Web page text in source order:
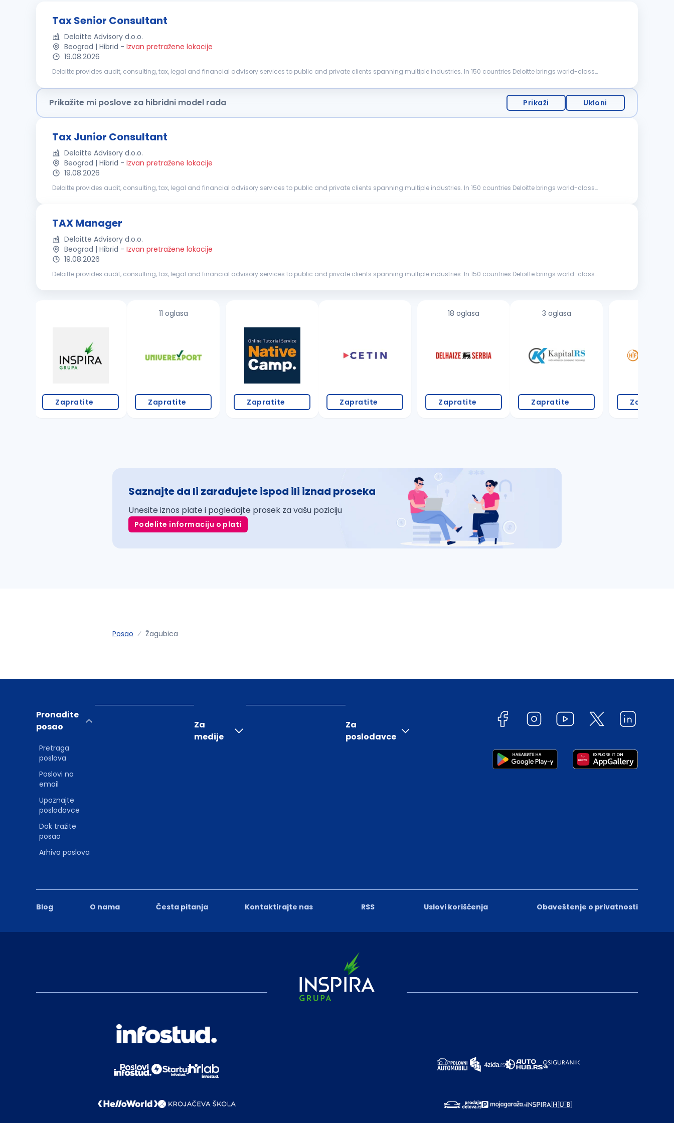
Tax Senior Consultant
Deloitte Advisory d.o.o.
Beograd | Hibrid - Izvan pretražene lokacije
19.08.2026
Deloitte provides audit, consulting, tax, legal and financial advisory services to public and private clients spanning multiple industries. In 150 countries Deloitte brings world-class
Prikažite mi poslove za hibridni model rada Prikaži Ukloni
Tax Junior Consultant
Deloitte Advisory d.o.o.
Beograd | Hibrid - Izvan pretražene lokacije
19.08.2026
Deloitte provides audit, consulting, tax, legal and financial advisory services to public and private clients spanning multiple industries. In 150 countries Deloitte brings world-class
TAX Manager
Deloitte Advisory d.o.o.
Beograd | Hibrid - Izvan pretražene lokacije
19.08.2026
Deloitte provides audit, consulting, tax, legal and financial advisory services to public and private clients spanning multiple industries. In 150 countries Deloitte brings world-class
Zapratite
11 oglasa
Zapratite Zapratite Zapratite
18 oglasa
Zapratite
3 oglasa
Zapratite Zapratite
Saznajte da li zarađujete ispod ili iznad proseka
Unesite iznos plate i pogledajte prosek za vašu poziciju
Podelite informaciju o plati
Posao Žagubica
Blog O nama Česta pitanja Kontaktirajte nas RSS Uslovi korišćenja Obaveštenje o privatnosti
Pronađite
posao
Pretraga
poslova
Poslovi na
email
Upoznajte
poslodavce
Dok tražite
posao
Arhiva poslova
Za
medije
Za
poslodavce